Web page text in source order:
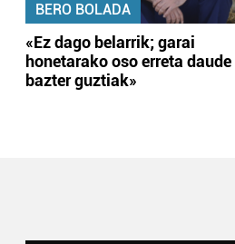
BERO BOLADA
«Ez dago belarrik; garai
honetarako oso erreta daude
bazter guztiak»